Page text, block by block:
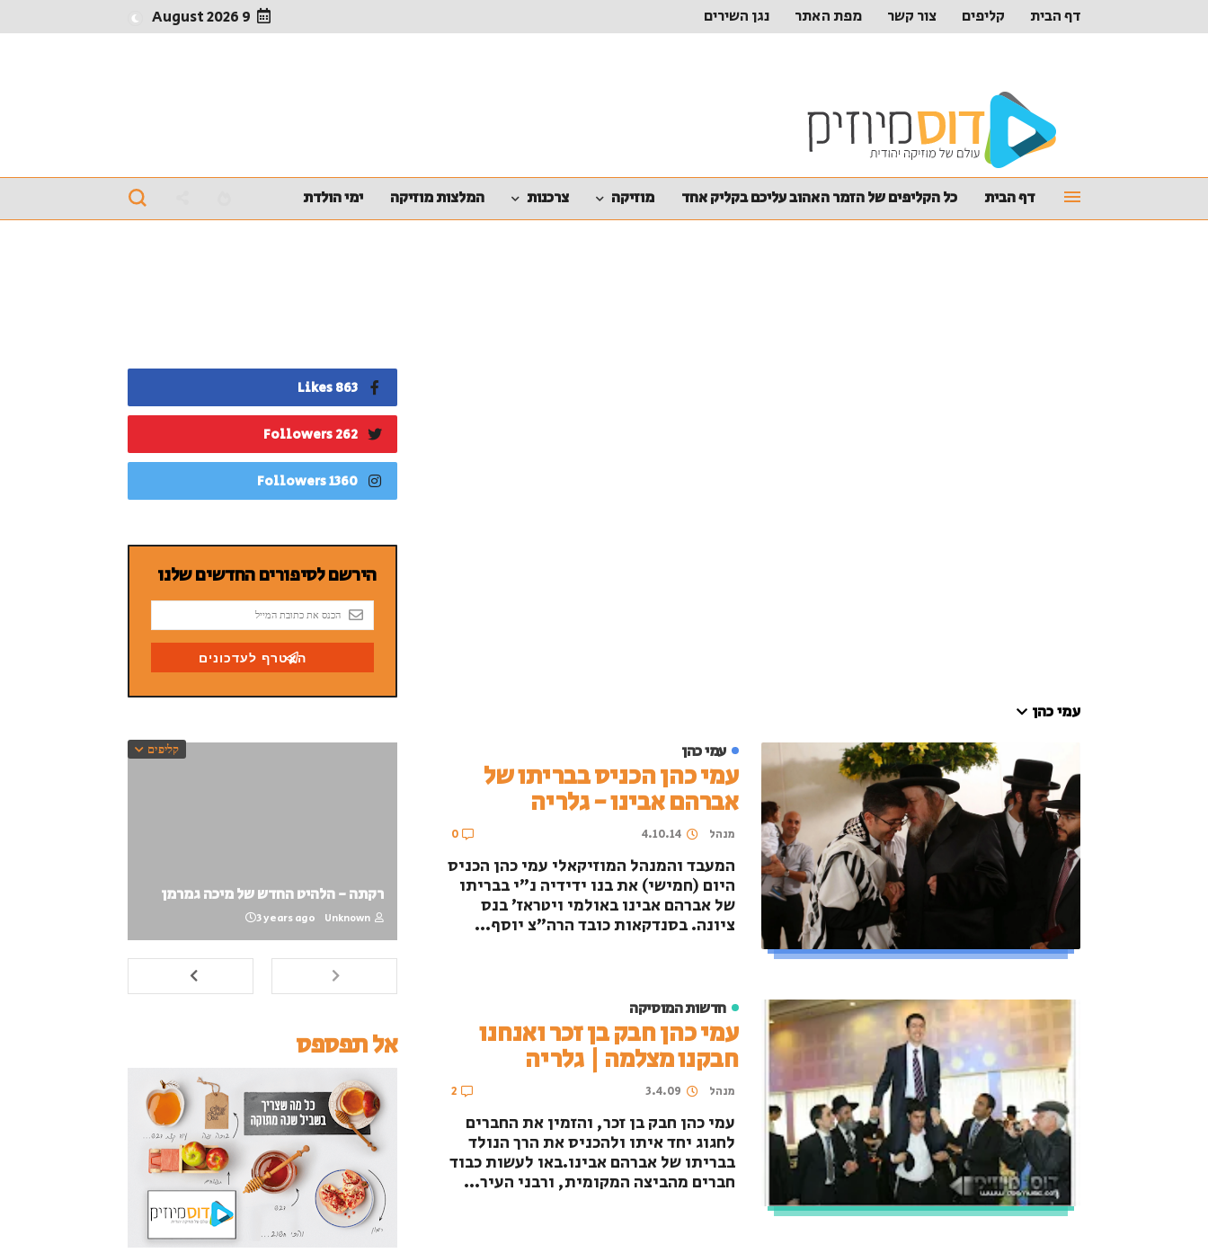
דף הבית קליפים צור קשר מפת האתר נגן השירים 9 August 2026
דף הבית כל הקליפים של הזמר האהוב עליכם בקליק אחד מוזיקה צרכנות המלצות מוזיקה ימי הולדת
עמי כהן
עמי כהן
עמי כהן הכניס בבריתו של
אברהם אבינו - גלריה
מנהל 4.10.14
0
המעבד והמנהל המוזיקאלי עמי כהן הכניס
היום (חמישי) את בנו ידידיה נ"י בבריתו
של אברהם אבינו באולמי ויטראז' בנס
ציונה. בסנדקאות כובד הרה"צ יוסף...
חדשות המוסיקה
עמי כהן חבק בן זכר ואנחנו
חבקנו מצלמה | גלריה
מנהל 3.4.09
2
עמי כהן חבק בן זכר, והזמין את החברים
לחגוג יחד איתו ולהכניס את הרך הנולד
בבריתו של אברהם אבינו.באו לעשות כבוד
חברים מהביצה המקומית, ורבני העיר...
863 Likes
262 Followers
1360 Followers
קליפים
רקתה - הלהיט החדש של מיכה גמרמן
Unknown
3 years ago
אל תפספס